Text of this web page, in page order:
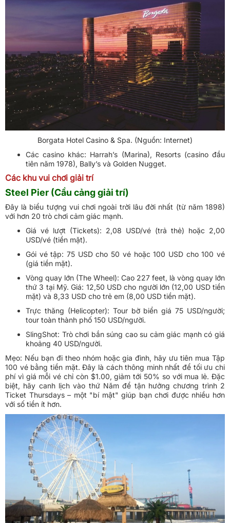
Borgata Hotel Casino & Spa. (Nguồn: Internet)
Các casino khác: Harrah’s (Marina), Resorts (casino đầu
tiên năm 1978), Bally’s và Golden Nugget.
Các khu vui chơi giải trí
Steel Pier (Cầu cảng giải trí)
Đây là biểu tượng vui chơi ngoài trời lâu đời nhất (từ năm 1898)
với hơn 20 trò chơi cảm giác mạnh.
Giá vé lượt (Tickets): 2,08 USD/vé (trả thẻ) hoặc 2,00
USD/vé (tiền mặt).
Gói vé tập: 75 USD cho 50 vé hoặc 100 USD cho 100 vé
(giá tiền mặt).
Vòng quay lớn (The Wheel): Cao 227 feet, là vòng quay lớn
thứ 3 tại Mỹ. Giá: 12,50 USD cho người lớn (12,00 USD tiền
mặt) và 8,33 USD cho trẻ em (8,00 USD tiền mặt).
Trực thăng (Helicopter): Tour bờ biển giá 75 USD/người;
tour toàn thành phố 150 USD/người.
SlingShot: Trò chơi bắn súng cao su cảm giác mạnh có giá
khoảng 40 USD/người.
Mẹo: Nếu bạn đi theo nhóm hoặc gia đình, hãy ưu tiên mua Tập
100 vé bằng tiền mặt. Đây là cách thông minh nhất để tối ưu chi
phí vì giá mỗi vé chỉ còn $1.00, giảm tới 50% so với mua lẻ. Đặc
biệt, hãy canh lịch vào thứ Năm để tận hưởng chương trình 2
Ticket Thursdays – một "bí mật" giúp bạn chơi được nhiều hơn
với số tiền ít hơn.